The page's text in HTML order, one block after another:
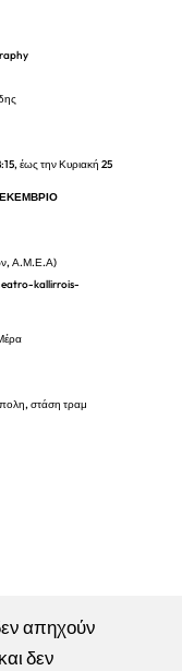
έως την Κυριακή 25
Α.Μ.Ε.Α)
kallirrois-
στάση τραμ
απηχούν
δεν